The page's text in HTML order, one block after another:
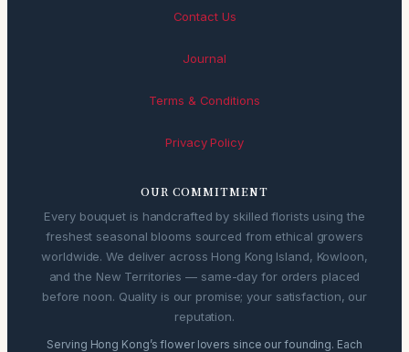
Contact Us
Journal
Terms & Conditions
Privacy Policy
OUR COMMITMENT
Every bouquet is handcrafted by skilled florists using the
freshest seasonal blooms sourced from ethical growers
worldwide. We deliver across Hong Kong Island, Kowloon,
and the New Territories — same-day for orders placed
before noon. Quality is our promise; your satisfaction, our
reputation.
Serving Hong Kong’s flower lovers since our founding. Each